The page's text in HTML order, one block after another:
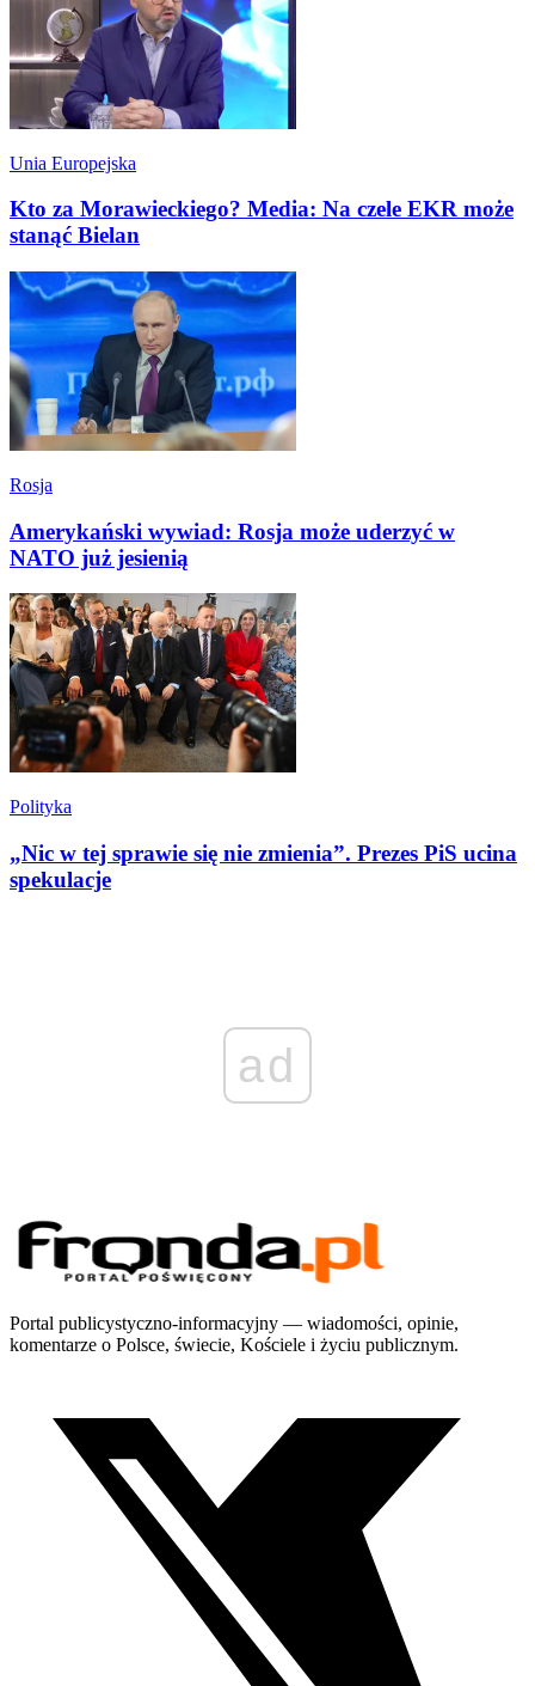
Unia Europejska
Kto za Morawieckiego? Media: Na czele EKR może
stanąć Bielan
Rosja
Amerykański wywiad: Rosja może uderzyć w
NATO już jesienią
Polityka
„Nic w tej sprawie się nie zmienia”. Prezes PiS ucina
spekulacje
ad
Portal publicystyczno-informacyjny — wiadomości, opinie,
komentarze o Polsce, świecie, Kościele i życiu publicznym.